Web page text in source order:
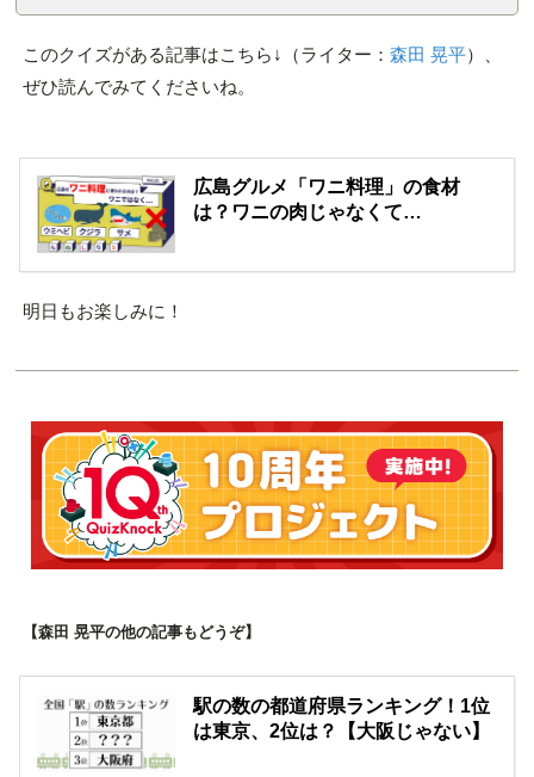
このクイズがある記事はこちら↓（ライター： 森田 晃平）、
ぜひ読んでみてくださいね。
広島グルメ「ワニ料理」の食材
は？ワニの肉じゃなくて…
明日もお楽しみに！
【森田 晃平の他の記事もどうぞ】
駅の数の都道府県ランキング！1位
は東京、2位は？【大阪じゃない】